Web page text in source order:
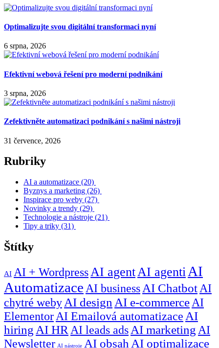
Optimalizujte svou digitální transformaci nyní
6 srpna, 2026
Efektivní webová řešení pro moderní podnikání
3 srpna, 2026
Zefektivněte automatizaci podnikání s našimi nástroji
31 července, 2026
Rubriky
AI a automatizace (20)
Byznys a marketing (26)
Inspirace pro weby (27)
Novinky a trendy (29)
Technologie a nástroje (21)
Tipy a triky (31)
Štítky
AI AI + WordpressAI agentAI agenti AI
Automatizace AI business AI Chatbot AI
chytré weby AI design AI e-commerce AI
Elementor AI Emailová automatizace AI
hiring AI HR AI leads ads AI marketing AI
Newsletter AI nástroje AI obsah AI optimalizace